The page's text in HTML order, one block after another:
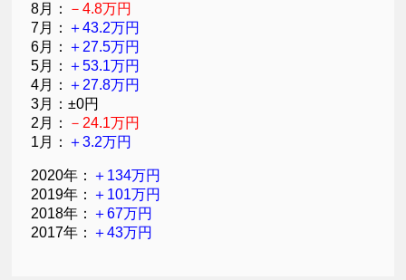
8月：
－4.8万円
7月： ＋43.2万円
6月： ＋27.5万円
5月： ＋53.1万円
4月： ＋27.8万円
3月：±0円
2月：
－24.1万円
1月： ＋3.2万円
2020年： ＋134万円
2019年： ＋101万円
2018年： ＋67万円
2017年： ＋43万円